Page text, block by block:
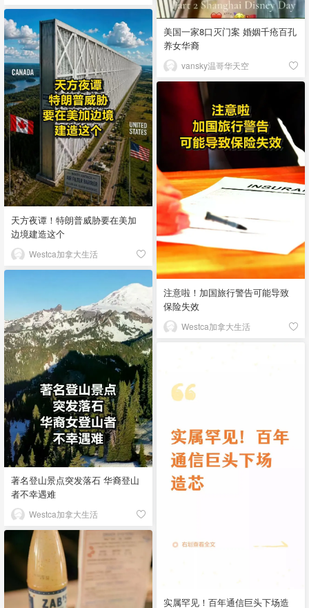
美国一家8口灭门案 婚姻千疮百孔
养女华裔
vansky温哥华天空
天方夜谭！特朗普威胁要在美加
边境建造这个
Westca加拿大生活
注意啦！加国旅行警告可能导致
保险失效
Westca加拿大生活
著名登山景点突发落石 华裔登山
者不幸遇难
Westca加拿大生活
实属罕见！百年通信巨头下场造